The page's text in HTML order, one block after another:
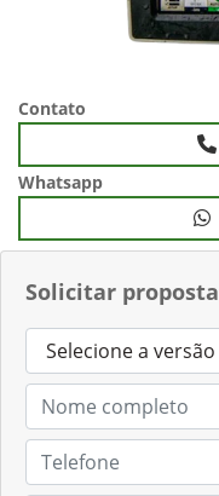
Solicitar proposta
Contato
Whatsapp